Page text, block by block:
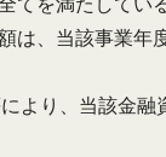
は、当該事業年
より、当該金融